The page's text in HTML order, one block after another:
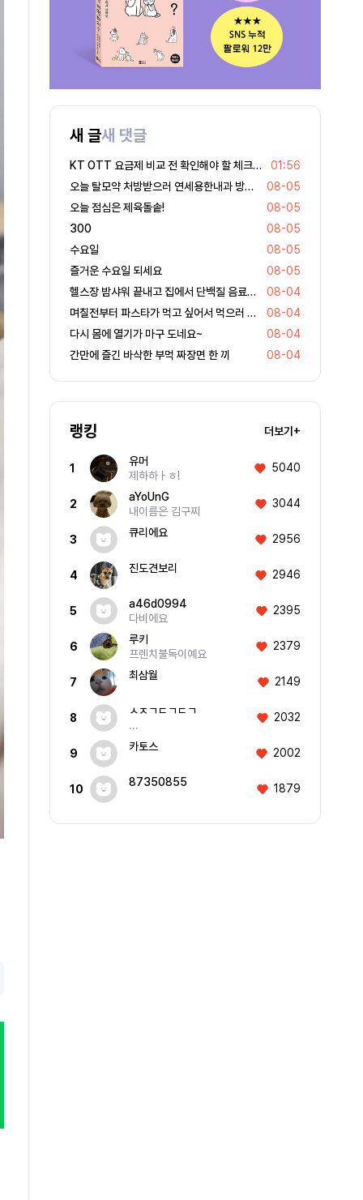
새 글새 댓글
KT OTT 요금제 비교 전 확인해야 할 체크리스트
01:56
오늘 탈모약 처방받으러 연세용한내과 방문했어요
08-05
오늘 점심은 제육돌솥!
08-05
300
08-05
수요일
08-05
즐거운 수요일 되세요
08-05
헬스장 밤샤워 끝내고 집에서 단백질 음료 마시는 중이요
08-04
며칠전부터 파스타가 먹고 싶어서 먹으러 왔어요
08-04
다시 몸에 열기가 마구 도네요~
08-04
간만에 즐긴 바삭한 부먹 짜장면 한 끼
08-04
랭킹 더보기+
1
유머
제하하ㅏㅎ!
5040
2
aYoUnG
내이름은 김구찌
3044
3
큐리에요 2956
4
진도견보리 2946
5
a46d0994
다비에요
2395
6
루키
프렌치불독이예요
2379
7
최삼월 2149
8
ㅅㅈㄱㄷㄱㄷㄱ
...
2032
9
카토스 2002
10
87350855 1879